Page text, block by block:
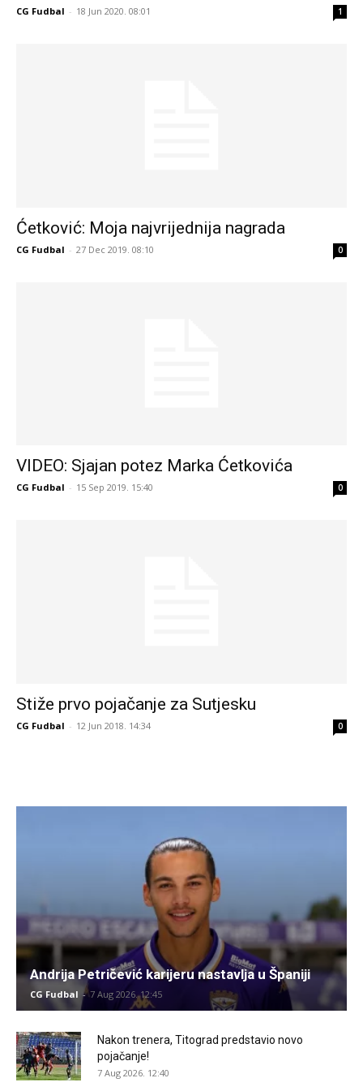
CG Fudbal - 18 Jun 2020. 08:01 1
Ćetković: Moja najvrijednija nagrada
CG Fudbal - 27 Dec 2019. 08:10 0
VIDEO: Sjajan potez Marka Ćetkovića
CG Fudbal - 15 Sep 2019. 15:40 0
Stiže prvo pojačanje za Sutjesku
CG Fudbal - 12 Jun 2018. 14:34 0
Andrija Petričević karijeru nastavlja u Španiji
CG Fudbal - 7 Aug 2026. 12:45
Nakon trenera, Titograd predstavio novo
pojačanje!
7 Aug 2026. 12:40